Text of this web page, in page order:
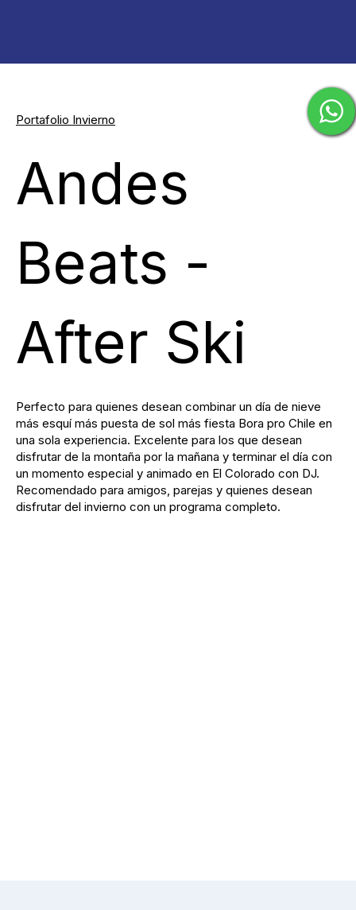
Portafolio Invierno
Andes
Beats -
After Ski
Perfecto para quienes desean combinar un día de nieve
más esquí más puesta de sol más fiesta Bora pro Chile en
una sola experiencia. Excelente para los que desean
disfrutar de la montaña por la mañana y terminar el día con
un momento especial y animado en El Colorado con DJ.
Recomendado para amigos, parejas y quienes desean
disfrutar del invierno con un programa completo.